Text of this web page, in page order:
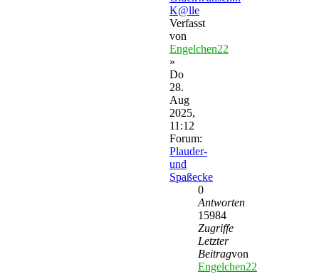
K@lle
Verfasst
von
Engelchen22
»
Do
28.
Aug
2025,
11:12
Forum:
Plauder-
und
Spaßecke
0
Antworten
15984
Zugriffe
Letzter
Beitragvon
Engelchen22